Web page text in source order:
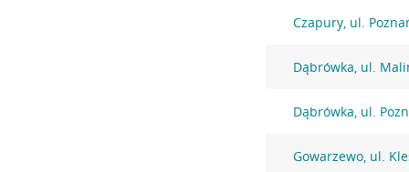
Czapury, ul.
Dąbrówka, ul.
Dąbrówka, ul.
Gowarzewo, ul.